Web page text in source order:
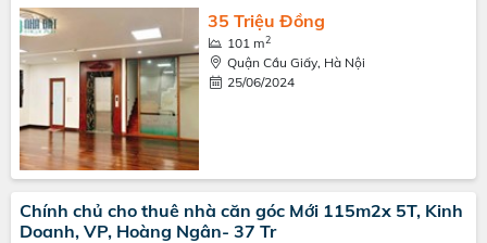
35 Triệu Đồng
101 m2
Quận Cầu Giấy, Hà Nội
25/06/2024
Chính chủ cho thuê nhà căn góc Mới 115m2x 5T, Kinh
Doanh, VP, Hoàng Ngân- 37 Tr